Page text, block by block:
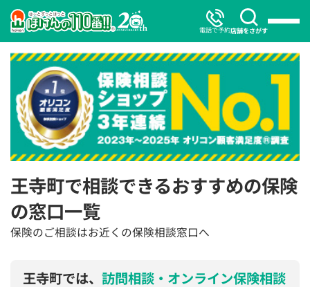
電話で予約店舗をさがす
王寺町で相談できるおすすめの保険
の窓口一覧
保険のご相談はお近くの保険相談窓口へ
王寺町では、訪問相談・オンライン保険相談